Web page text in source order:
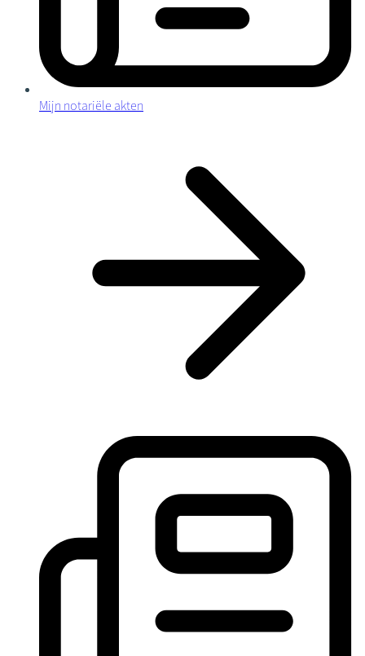
Mijn notariële akten